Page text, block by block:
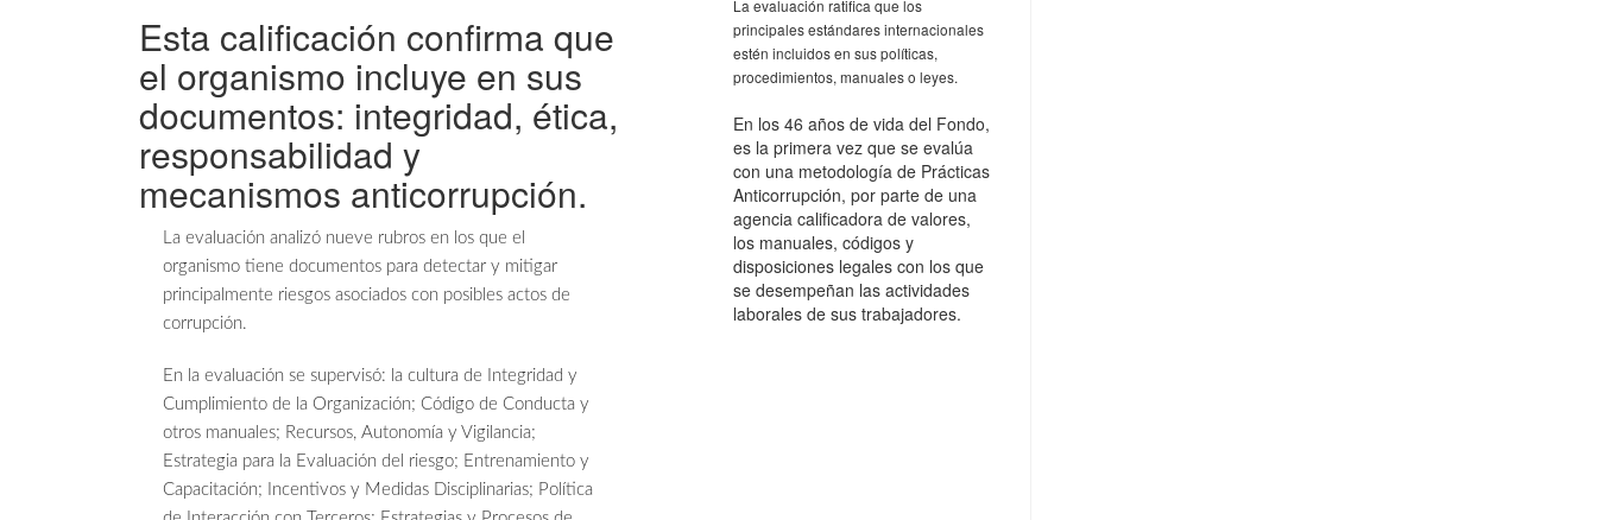
Esta calificación confirma que
el organismo incluye en sus
documentos: integridad, ética,
responsabilidad y
mecanismos anticorrupción.
La evaluación ratifica que los
principales estándares internacionales
estén incluidos en sus políticas,
procedimientos, manuales o leyes.
En los 46 años de vida del Fondo,
es la primera vez que se evalúa
con una metodología de Prácticas
Anticorrupción, por parte de una
agencia calificadora de valores,
los manuales, códigos y
disposiciones legales con los que
se desempeñan las actividades
laborales de sus trabajadores.
La evaluación analizó nueve rubros en los que el
organismo tiene documentos para detectar y mitigar
principalmente riesgos asociados con posibles actos de
corrupción.
En la evaluación se supervisó: la cultura de Integridad y
Cumplimiento de la Organización; Código de Conducta y
otros manuales; Recursos, Autonomía y Vigilancia;
Estrategia para la Evaluación del riesgo; Entrenamiento y
Capacitación; Incentivos y Medidas Disciplinarias; Política